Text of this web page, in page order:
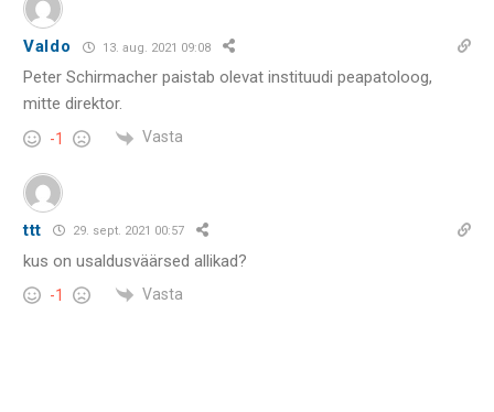
Valdo 13. aug. 2021 09:08
Peter Schirmacher paistab olevat instituudi peapatoloog,
mitte direktor.
-1 Vasta
ttt 29. sept. 2021 00:57
kus on usaldusväärsed allikad?
-1 Vasta